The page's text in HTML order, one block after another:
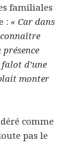
familiales
: « Car dans
d’une
monter
comme
pas le